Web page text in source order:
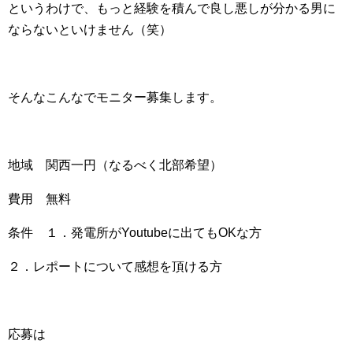
というわけで、もっと経験を積んで良し悪しが分かる男に
ならないといけません（笑）
そんなこんなでモニター募集します。
地域 関西一円（なるべく北部希望）
費用 無料
条件 １．発電所がYoutubeに出てもOKな方
２．レポートについて感想を頂ける方
応募は